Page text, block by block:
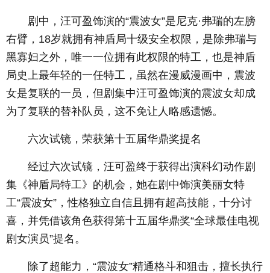
剧中，汪可盈饰演的“震波女”是尼克·弗瑞的左膀
右臂，18岁就拥有神盾局十级安全权限，是除弗瑞与
黑寡妇之外，唯一一位拥有此权限的特工，也是神盾
局史上最年轻的一任特工，虽然在漫威漫画中，震波
女是复联的一员，但剧集中汪可盈饰演的震波女却成
为了复联的替补队员，这不免让人略感遗憾。
六次试镜，荣获第十五届华鼎奖提名
经过六次试镜，汪可盈终于获得出演科幻动作剧
集《神盾局特工》的机会，她在剧中饰演美丽女特
工“震波女”，性格独立自信且拥有超高技能，十分讨
喜，并凭借该角色获得第十五届华鼎奖“全球最佳电视
剧女演员”提名。
除了超能力，“震波女”精通格斗和狙击，擅长执行